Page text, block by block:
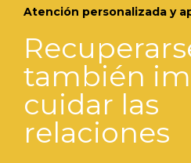
Atención personalizada y
también
cuidar las
relaciones